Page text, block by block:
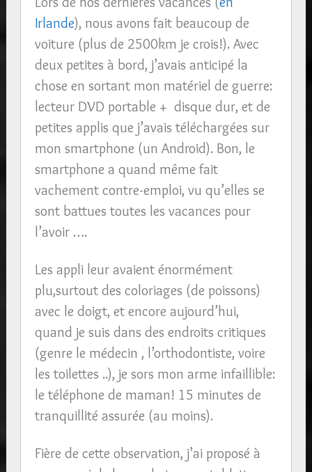
Irlande), nous avons fait beaucoup de
voiture (plus de 2500km je crois!). Avec
deux petites à bord, j’avais anticipé la
chose en sortant mon matériel de guerre:
lecteur DVD portable + disque dur, et de
petites applis que j’avais téléchargées sur
mon smartphone (un Android). Bon, le
smartphone a quand même fait
vachement contre-emploi, vu qu’elles se
sont battues toutes les vacances pour
l’avoir ….
Les appli leur avaient énormément
plu,surtout des coloriages (de poissons)
avec le doigt, et encore aujourd’hui,
quand je suis dans des endroits critiques
(genre le médecin , l’orthodontiste, voire
les toilettes ..), je sors mon arme infaillible:
le téléphone de maman! 15 minutes de
tranquillité assurée (au moins).
Fière de cette observation, j’ai proposé à